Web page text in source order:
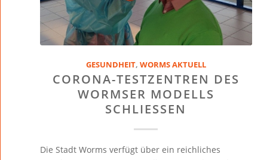
GESUNDHEIT, WORMS AKTUELL
CORONA-TESTZENTREN DES
WORMSER MODELLS
SCHLIESSEN
Die Stadt Worms verfügt über ein reichliches